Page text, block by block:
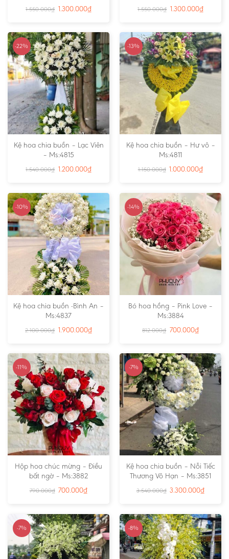
1.550.000₫ 1.300.000₫ 1.550.000₫ 1.300.000₫
-22%
Kệ hoa chia buồn – Lạc Viên
– Ms:4815
1.540.000₫ 1.200.000₫
-13%
Kệ hoa chia buồn – Hư vô –
Ms:4811
1.150.000₫ 1.000.000₫
-10%
Kệ hoa chia buồn -Bình An –
Ms:4837
2.100.000₫ 1.900.000₫
-14%
Bó hoa hồng – Pink Love –
Ms:3884
812.000₫ 700.000₫
-11%
Hộp hoa chúc mừng – Điều
bất ngờ – Ms:3882
790.000₫ 700.000₫
-7%
Kệ hoa chia buồn – Nỗi Tiếc
Thương Vô Hạn – Ms:3851
3.540.000₫ 3.300.000₫
-7% -8%